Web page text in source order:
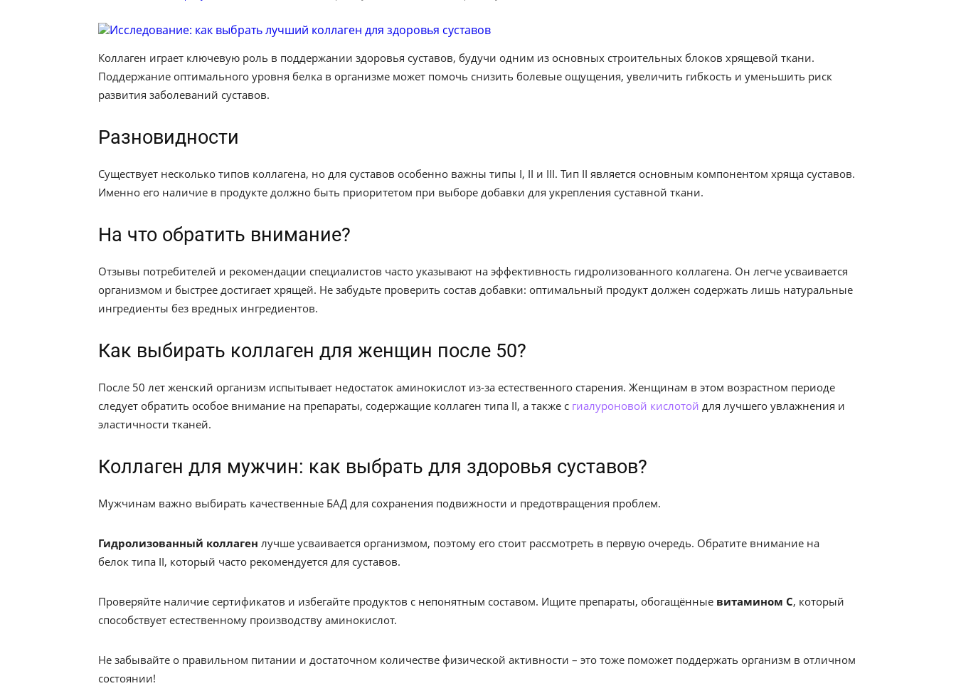
Коллаген играет ключевую роль в поддержании здоровья суставов, будучи одним из основных строительных блоков хрящевой ткани.
Поддержание оптимального уровня белка в организме может помочь снизить болевые ощущения, увеличить гибкость и уменьшить риск
развития заболеваний суставов.
Разновидности
Существует несколько типов коллагена, но для суставов особенно важны типы I, II и III. Тип II является основным компонентом хряща суставов.
Именно его наличие в продукте должно быть приоритетом при выборе добавки для укрепления суставной ткани.
На что обратить внимание?
Отзывы потребителей и рекомендации специалистов часто указывают на эффективность гидролизованного коллагена. Он легче усваивается
организмом и быстрее достигает хрящей. Не забудьте проверить состав добавки: оптимальный продукт должен содержать лишь натуральные
ингредиенты без вредных ингредиентов.
Как выбирать коллаген для женщин после 50?
После 50 лет женский организм испытывает недостаток аминокислот из-за естественного старения. Женщинам в этом возрастном периоде
следует обратить особое внимание на препараты, содержащие коллаген типа II, а также с гиалуроновой кислотой для лучшего увлажнения и
эластичности тканей.
Коллаген для мужчин: как выбрать для здоровья суставов?
Мужчинам важно выбирать качественные БАД для сохранения подвижности и предотвращения проблем.
Гидролизованный коллаген лучше усваивается организмом, поэтому его стоит рассмотреть в первую очередь. Обратите внимание на
белок типа II, который часто рекомендуется для суставов.
Проверяйте наличие сертификатов и избегайте продуктов с непонятным составом. Ищите препараты, обогащённые витамином С, который
способствует естественному производству аминокислот.
Не забывайте о правильном питании и достаточном количестве физической активности – это тоже поможет поддержать организм в отличном
состоянии!